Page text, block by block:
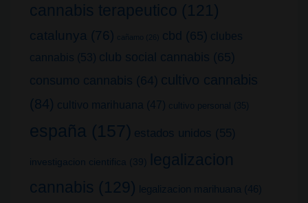
cannabis terapeutico (121)
catalunya (76) cañamo (26) cbd (65) clubes
cannabis (53) club social cannabis (65)
consumo cannabis (64) cultivo cannabis
(84) cultivo marihuana (47) cultivo personal (35)
españa (157) estados unidos (55)
investigacion cientifica (39)
legalizacion
cannabis (129) legalizacion marihuana (46)